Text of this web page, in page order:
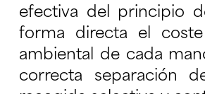
efectiva del principio
forma directa el
ambiental de cada
correcta separación